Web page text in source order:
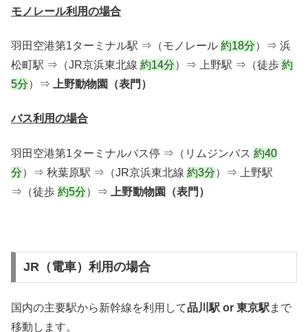
モノレール利用の場合
羽田空港第1ターミナル駅 ⇒（モノレール 約18分）⇒ 浜
松町駅 ⇒（JR京浜東北線 約14分）⇒ 上野駅 ⇒（徒歩 約
5分）⇒ 上野動物園（表門）
バス利用の場合
羽田空港第1ターミナルバス停 ⇒（リムジンバス 約40
分）⇒ 秋葉原駅 ⇒（JR京浜東北線 約3分）⇒ 上野駅
⇒（徒歩 約5分）⇒ 上野動物園（表門）
JR（電車）利用の場合
国内の主要駅から新幹線を利用して品川駅 or 東京駅 まで
移動します。